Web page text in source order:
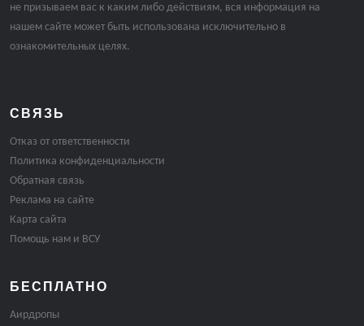
не призываем вас к каким либо действиям, вся информация на
нашем сайте может быть использована исключительно в
ознакомительных целях.
СВЯЗЬ
Отказ от ответственности
Политика конфиденциальности
Обратная связь
Реклама на сайте
Карта сайта
Помощь нам и ВСУ
БЕСПЛАТНО
Аирдропы